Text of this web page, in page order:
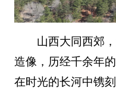
山西大同西郊
造像，历经千余年
在时光的长河中镌